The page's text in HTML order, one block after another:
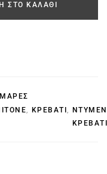
ΣΤΟ ΚΑΛΆΘΙ
, ΚΡΕΒΑΤΙ ,
ΚΡΕΒΑΤΙ